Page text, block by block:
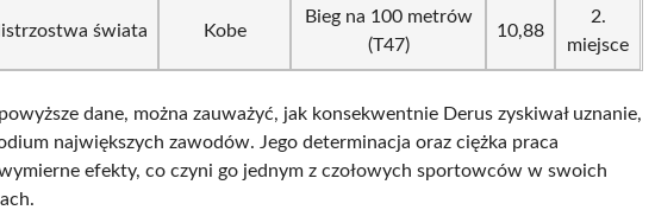
świata Kobe
Bieg na 100 metrów
(T47)
10,88
2.
miejsce
dane, można zauważyć, jak konsekwentnie Derus zyskiwał uznanie,
największych zawodów. Jego determinacja oraz ciężka praca
efekty, co czyni go jednym z czołowych sportowców w swoich